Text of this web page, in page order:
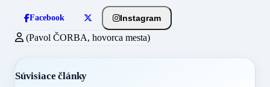
Facebook Instagram
(Pavol ČORBA, hovorca mesta)
Súvisiace články